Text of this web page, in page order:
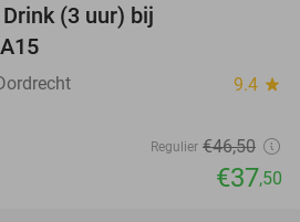
(3 uur) bij
9.4 star
Regulier €46,50
€37,50